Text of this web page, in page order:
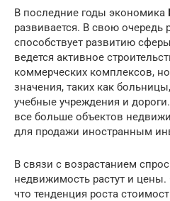
В последние годы экономика
развивается. В свою очередь
способствует развитию
ведется активное
коммерческих комплексов,
значения, таких как
учебные учреждения и
все больше объектов
для продажи иностранным
В связи с возрастанием
недвижимость растут и
что тенденция роста